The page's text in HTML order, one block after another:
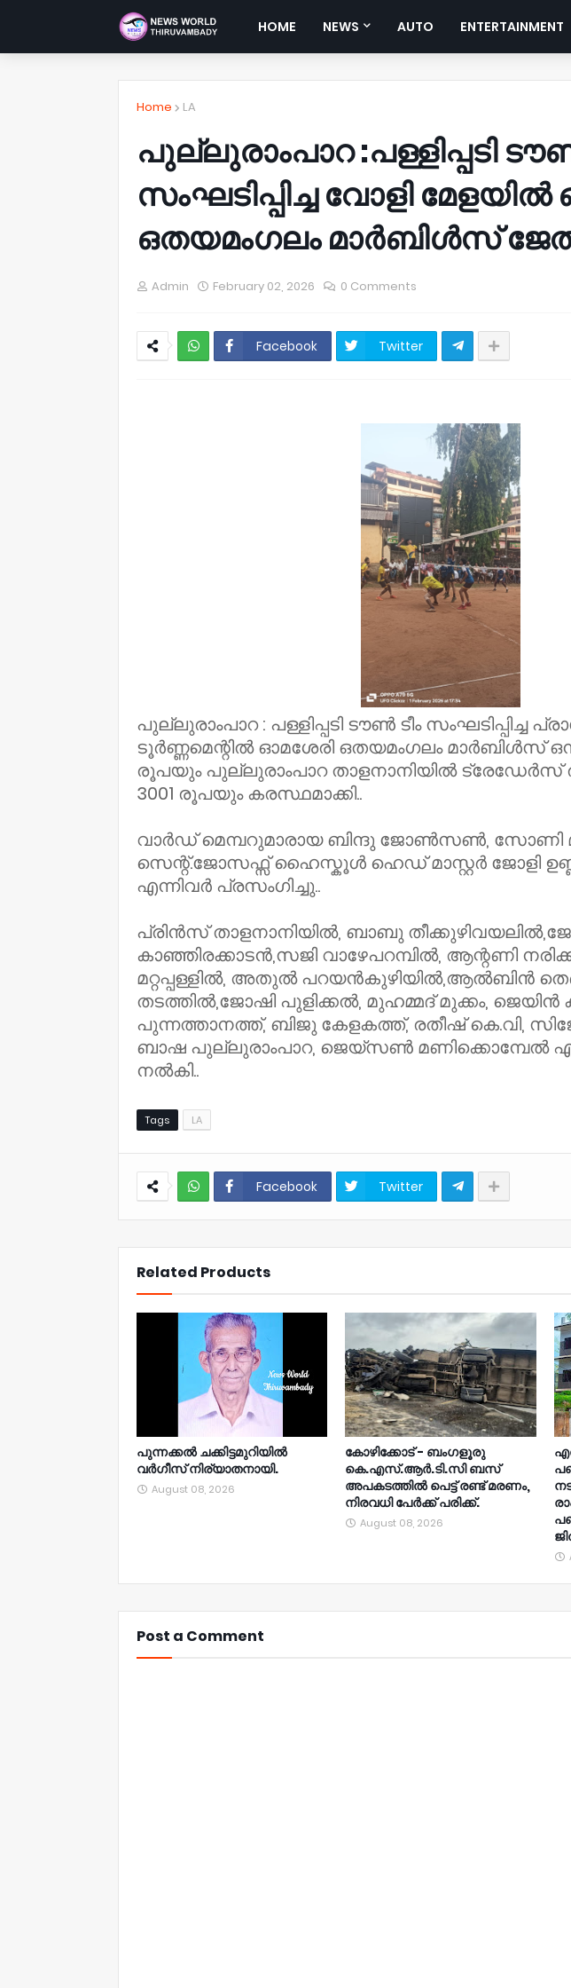
HOME NEWS AUTO ENTERTAINMENT
Home LA
പുല്ലുരാംപാറ :പള്ളിപ്പടി
സംഘടിപ്പിച്ച വോളി മേളയിൽ
ഒതയമംഗലം മാർബിൾസ്
Admin February 02, 2026 0 Comments
Facebook Twitter
പുല്ലുരാംപാറ : പള്ളിപ്പടി ടൗൺ ടീം സംഘടിപ്പിച്ച
ടൂർണ്ണമെന്റിൽ ഓമശേരി ഒതയമംഗലം മാർബിൾസ്
രൂപയും പുല്ലുരാംപാറ താളനാനിയിൽ ട്രേഡേർസ്
3001 രൂപയും കരസ്ഥമാക്കി..
വാർഡ് മെമ്പറുമാരായ ബിന്ദു ജോൺസൺ, സോണി
സെന്റ്.ജോസഫ്സ് ഹൈസ്കൂൾ ഹെഡ് മാസ്റ്റർ ജോളി
എന്നിവർ പ്രസംഗിച്ചു..
പ്രിൻസ് താളനാനിയിൽ, ബാബു
കാഞ്ഞിരക്കാടൻ,സജി വാഴേപറമ്പിൽ, ആന്റണി
മറ്റപ്പള്ളിൽ, അതുൽ പറയൻകുഴിയിൽ,ആൽബിൻ
തടത്തിൽ,ജോഷി പുളിക്കൽ, മുഹമ്മദ് മുക്കം,
പുന്നത്താനത്ത്, ബിജു കേളകത്ത്, രതീഷ് കെ.വി,
ബാഷ പുല്ലുരാംപാറ, ജെയ്സൺ മണിക്കൊമ്പേൽ
നൽകി..
Tags LA
Facebook Twitter
Related Products
പുന്നക്കൽ ചക്കിട്ടമുറിയിൽ
വർഗീസ് നിര്യാതനായി.
August 08, 2026
കോഴിക്കോട് - ബംഗളൂരു
കെ.എസ്.ആർ.ടി.സി ബസ്
അപകടത്തിൽ പെട്ട് രണ്ട് മരണം,
നിരവധി പേർക്ക് പരിക്ക്.
August 08, 2026
Post a Comment